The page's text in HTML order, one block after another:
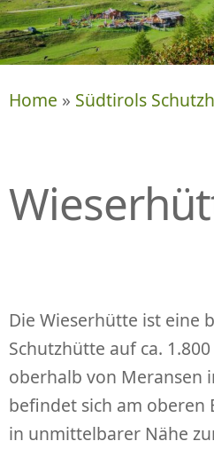
R
I
N
N
Home » Südtirols
Die Wieserhütte ist eine
Schutzhütte auf ca.
oberhalb von Meransen
befindet sich am oberen
in unmittelbarer Nähe